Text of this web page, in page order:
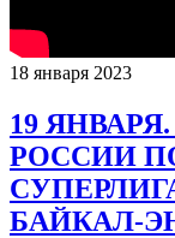
18 января 2023
19
РОССИИ
БАЙКАЛ-